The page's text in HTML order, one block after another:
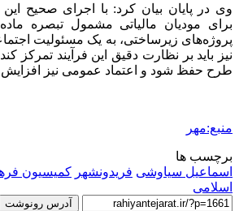
وی در پایان بیان کرد: با اجرای صحیح
برای مودیان
پروژه‌های زیرساختی، به یک مسئولیت
نیز باید بر نظارت دقیق این فرآیند تمرکز
طرح حفظ شود و اعتماد عمومی نیز افزایش
منبع:مهر
برچسب ها
اسماعیل سیاوشی فریدونشهر کمیسیون
اسلامی
آدرس رونوشت